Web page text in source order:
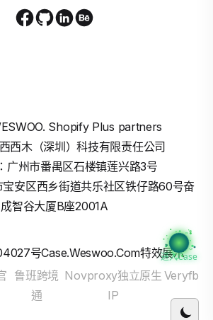
进入Case
Shopify Plus partners
西木（深圳）科技有限责任公司
广州市番禺区石楼镇莲兴路3号
安区西乡街道共乐社区铁仔路60号奋
成智谷大厦B座2001A
号Case.weswoo.com特效展示
鲁班跨境
通
Novproxy独立原生
IP
Veryfb